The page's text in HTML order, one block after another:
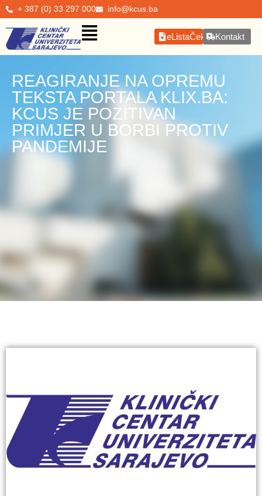
+ 387 (0) 33 297 000 info@kcus.ba
eListaČekanjaKontakt
REAGIRANJE NA OPREMU
TEKSTA PORTALA KLIX.BA:
KCUS JE POZITIVAN
PRIMJER U BORBI PROTIV
PANDEMIJE